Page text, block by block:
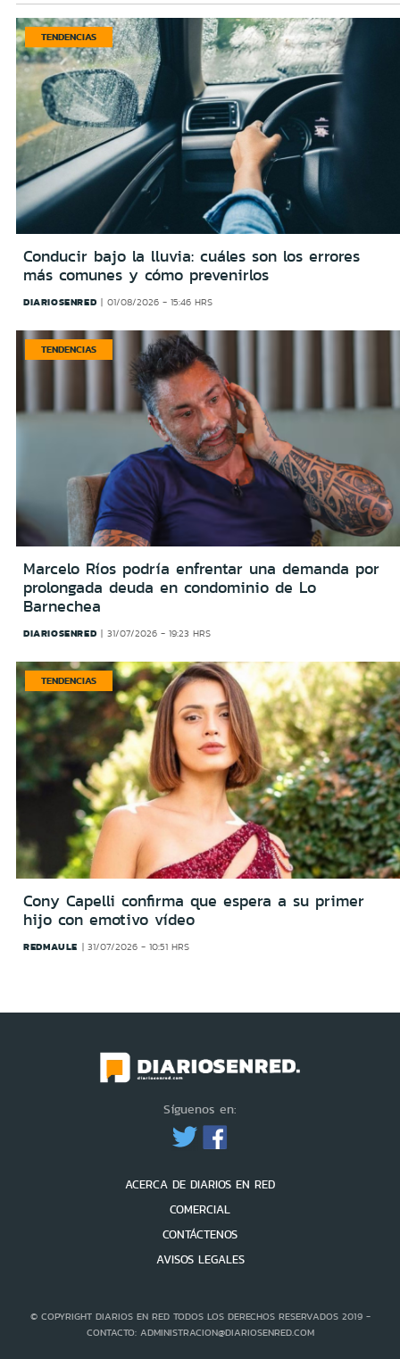
TENDENCIAS
Conducir bajo la lluvia: cuáles son los errores
más comunes y cómo prevenirlos
DIARIOSENRED 01/08/2026 - 15:46 HRS
TENDENCIAS
Marcelo Ríos podría enfrentar una demanda por
prolongada deuda en condominio de Lo
Barnechea
DIARIOSENRED 31/07/2026 - 19:23 HRS
TENDENCIAS
Cony Capelli confirma que espera a su primer
hijo con emotivo vídeo
REDMAULE 31/07/2026 - 10:51 HRS
Síguenos en:
ACERCA DE DIARIOS EN RED
COMERCIAL
CONTÁCTENOS
AVISOS LEGALES
© COPYRIGHT DIARIOS EN RED TODOS LOS DERECHOS RESERVADOS 2019 -
CONTACTO: ADMINISTRACION@DIARIOSENRED.COM